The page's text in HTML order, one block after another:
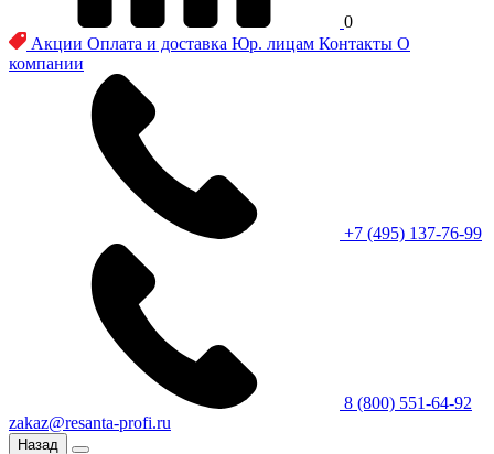
0
Акции Оплата и доставка Юр. лицам Контакты О
компании
+7 (495) 137-76-99
8 (800) 551-64-92
zakaz@resanta-profi.ru
Назад